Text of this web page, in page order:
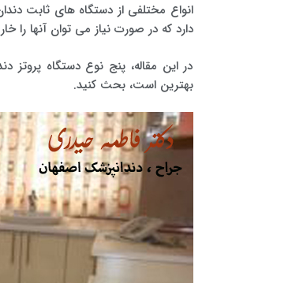
انواع مختلفی از دستگاه های ثابت
دارد که در صورت نیاز می توان آنها را
در این مقاله، پنج نوع دستگاه پروتز
بهترین است، بحث کنید.